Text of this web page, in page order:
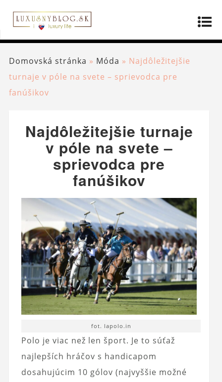
Domovská stránka » Móda » Najdôležitejšie
turnaje v póle na svete – sprievodca pre
fanúšikov
Najdôležitejšie turnaje
v póle na svete –
sprievodca pre
fanúšikov
fot. lapolo.in
Polo je viac než len šport. Je to súťaž
najlepších hráčov s handicapom
dosahujúcim 10 gólov (najvyššie možné